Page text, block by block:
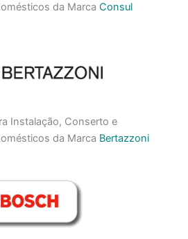
da Marca Consul
Instalação, Conserto e
da Marca Bertazzoni